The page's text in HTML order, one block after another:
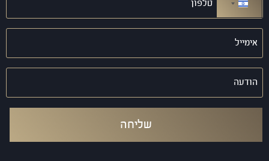
(חובה)
ישראל +972
אימייל
(חובה)
הודעה